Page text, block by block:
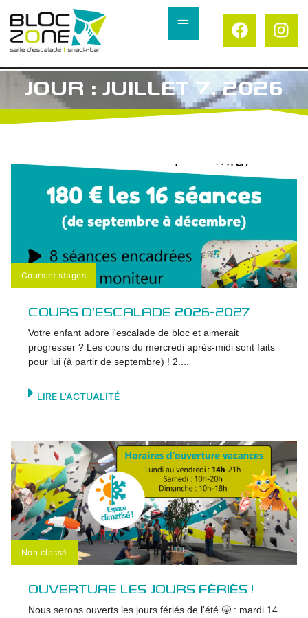
JOUR : JUILLET 7, 2026
Cours et stages
COURS D’ESCALADE 2026-2027
Votre enfant adore l'escalade de bloc et aimerait
progresser ? Les cours du mercredi après-midi sont faits
pour lui (à partir de septembre) ! 2....
LIRE L'ACTUALITÉ
Non classé
OUVERTURE LES JOURS FÉRIÉS !
Nous serons ouverts les jours fériés de l'été 🤩 : mardi 14